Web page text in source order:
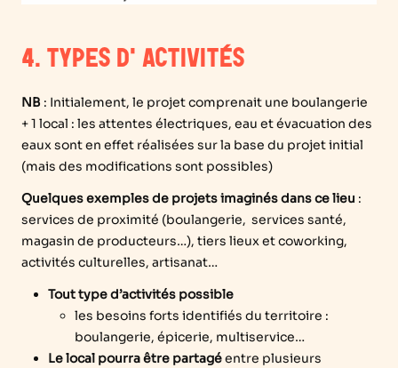
4. TYPES D'ACTIVITÉS
NB : Initialement, le projet comprenait une boulangerie
+ 1 local : les attentes électriques, eau et évacuation des
eaux sont en effet réalisées sur la base du projet initial
(mais des modifications sont possibles)
Quelques exemples de projets imaginés dans ce lieu :
services de proximité (boulangerie, services santé,
magasin de producteurs…), tiers lieux et coworking,
activités culturelles, artisanat…
Tout type d’activités possible
les besoins forts identifiés du territoire :
boulangerie, épicerie, multiservice…
Le local pourra être partagéentre plusieurs